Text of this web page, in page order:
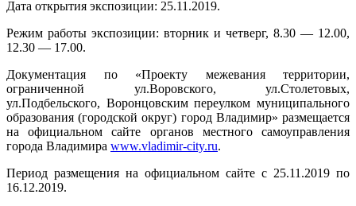
Дата открытия экспозиции: 25.11.2019.
Режим работы экспозиции: вторник и четверг, 8.30 — 12.00,
12.30 — 17.00.
Документация по «Проекту межевания территории,
ограниченной ул.Воровского, ул.Столетовых,
ул.Подбельского, Воронцовским переулком муниципального
образования (городской округ) город Владимир» размещается
на официальном сайте органов местного самоуправления
города Владимира www.vladimir-city.ru.
Период размещения на официальном сайте с 25.11.2019 по
16.12.2019.